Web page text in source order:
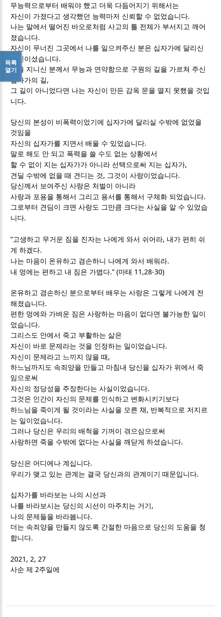
무능력으로부터 배워야 했고 더욱 다듬어지기 위해서는
자신이 가졌다고 생각했던 능력마저 신뢰할 수 없었습니다.
나는 말에서 떨어진 바오로처럼 사고의 틀 전체가 부서지고 깨어
졌습니다.
자신이 무너진 그곳에서 나를 일으켜주신 분은 십자가에 달리신
당신이셨습니다.
힘을 지니신 분께서 무능과 연약함으로 구원의 길을 가르쳐 주신
십자가의 길 ,
그 길이 아니었다면 나는 자신이 만든 감옥 문을 열지 못했을 것입
니다.
당신의 본성이 비폭력이었기에 십자가에 달리실 수밖에 없었을
것임을
자신의 십자가를 지면서 배울 수 있었습니다.
말로 해도 안 되고 폭력을 쓸 수도 없는 상황에서
할 수 없이 지는 십자가가 아니라 선택으로써 지는 십자가,
견딜 수밖에 없을 때 견디는 것 , 그것이 사랑이었습니다.
당신께서 보여주신 사랑은 처벌이 아니라
사랑과 포용을 통해서 그리고 용서를 통해서 구체화 되었습니다.
그로부터 견딤이 크면 사랑도 그만큼 크다는 사실을 알 수 있었습
니다.
“고생하고 무거운 짐을 진자는 나에게 와서 쉬어라, 내가 편히 쉬
게 하겠다.
나는 마음이 온유하고 겸손하니 나에게 와서 배워라.
내 멍에는 편하고 내 짐은 가볍다.” (마태 11,28-30)
온유하고 겸손하신 분으로부터 배우는 사랑은 그렇게 나에게 전
해졌습니다.
편한 멍에와 가벼운 짐은 사랑하는 마음이 없다면 불가능한 일이
었습니다.
그리스도 안에서 죽고 부활하는 삶은
자신이 바로 문제라는 것을 인정하는 일이었습니다.
자신이 문제라고 느끼지 않을 때 ,
하느님까지도 속죄양을 만들고 마침내 당신을 십자가 위에서 죽
임으로써
자신의 정당성을 주장한다는 사실이었습니다.
그것은 인간이 자신의 문제를 인식하고 변화시키기보다
하느님을 죽이게 될 것이라는 사실을 모른 채 , 반복적으로 저지르
는 일이었습니다.
그러나 당신은 우리의 배척을 기꺼이 겪으심으로써
사랑하면 죽을 수밖에 없다는 사실을 깨닫게 하셨습니다.
당신은 어디에나 계십니다.
우리가 맺고 있는 관계는 결국 당신과의 관계이기 때문입니다.
십자가를 바라보는 나의 시선과
나를 바라보시는 당신의 시선이 마주치는 거기 ,
나의 문제들을 바라봅니다.
더는 속죄양을 만들지 않도록 간절한 마음으로 당신의 도움을 청
합니다.
2021, 2, 27
사순 제 2주일에
목록
열기